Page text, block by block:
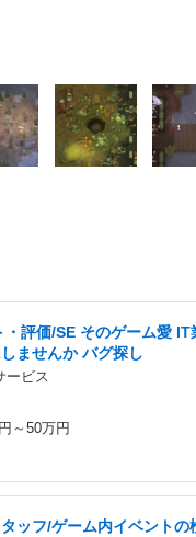
評価/SE そのゲーム愛 IT
ませんか バグ探し
ービス
～50万円
ッフ/ゲーム内イベントの